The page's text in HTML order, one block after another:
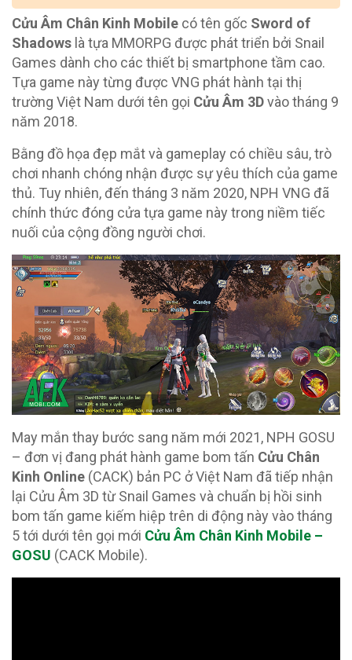
Cửu Âm Chân Kinh Mobile có tên gốc Sword of
Shadows là tựa MMORPG được phát triển bởi Snail
Games dành cho các thiết bị smartphone tầm cao.
Tựa game này từng được VNG phát hành tại thị
trường Việt Nam dưới tên gọi Cửu Âm 3Dvào tháng 9
năm 2018.
Bằng đồ họa đẹp mắt và gameplay có chiều sâu, trò
chơi nhanh chóng nhận được sự yêu thích của game
thủ. Tuy nhiên, đến tháng 3 năm 2020, NPH VNG đã
chính thức đóng cửa tựa game này trong niềm tiếc
nuối của cộng đồng người chơi.
May mắn thay bước sang năm mới 2021, NPH GOSU
– đơn vị đang phát hành game bom tấn Cửu Chân
Kinh Online (CACK) bản PC ở Việt Nam đã tiếp nhận
lại Cửu Âm 3D từ Snail Games và chuẩn bị hồi sinh
bom tấn game kiếm hiệp trên di động này vào tháng
5 tới dưới tên gọi mới Cửu Âm Chân Kinh Mobile –
GOSU (CACK Mobile).